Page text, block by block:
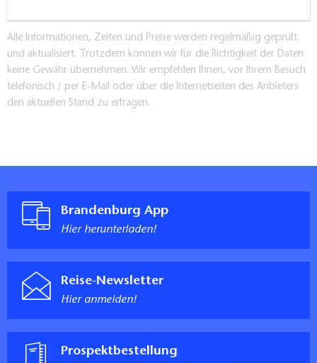
Alle Informationen, Zeiten und Preise werden regelmäßig geprüft
und aktualisiert. Trotzdem können wir für die Richtigkeit der Daten
keine Gewähr übernehmen. Wir empfehlen Ihnen, vor Ihrem Besuch
telefonisch / per E-Mail oder über die Internetseiten des Anbieters
den aktuellen Stand zu erfragen.
Brandenburg App
Hier herunterladen!
Reise-Newsletter
Hier anmelden!
Prospektbestellung